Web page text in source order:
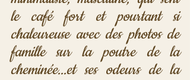
le café fort et pourtant si
chaleureuse avec des photos de
famille sur la poutre de la
cheminée...et ses odeurs de la